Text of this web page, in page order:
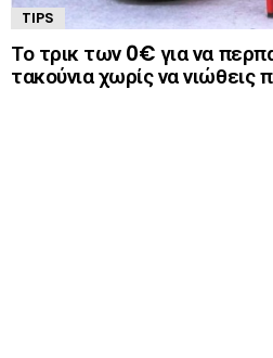
TIPS
Το τρικ των 0€ για να
τακούνια χωρίς να νιώθεις